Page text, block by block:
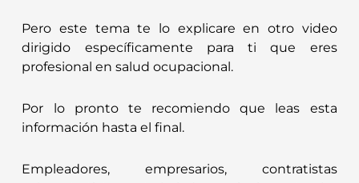
Pero este tema te lo explicare en otro video
dirigido específicamente para ti que eres
profesional en salud ocupacional.
Por lo pronto te recomiendo que leas esta
información hasta el final.
Empleadores, empresarios, contratistas